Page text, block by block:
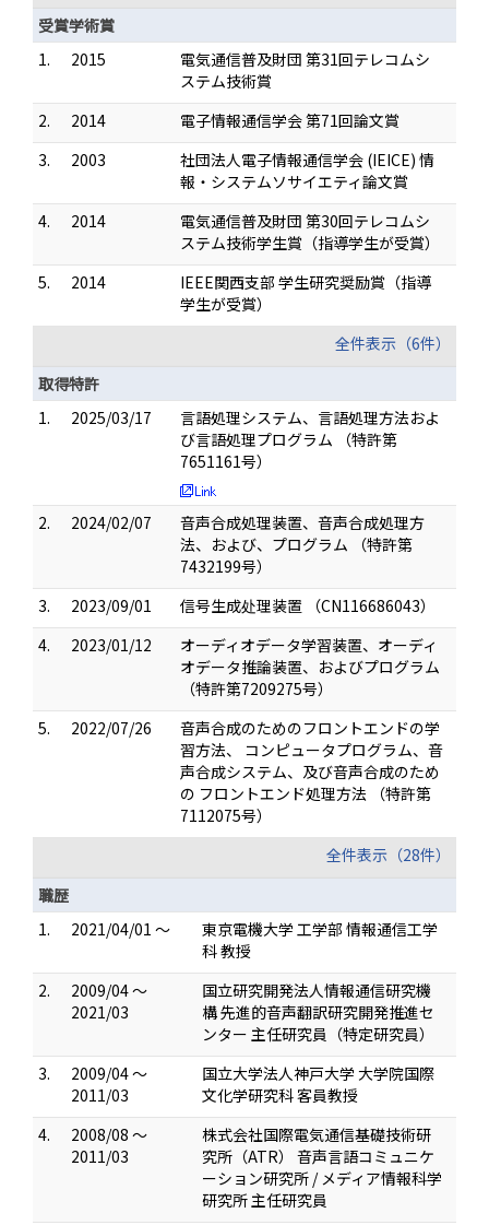
受賞学術賞
1.
2015
電気通信普及財団 第31回テレコムシ
ステム技術賞
2.
2014
電子情報通信学会 第71回論文賞
3.
2003
社団法人電子情報通信学会 (IEICE) 情
報・システムソサイエティ論文賞
4.
2014
電気通信普及財団 第30回テレコムシ
ステム技術学生賞（指導学生が受賞）
5.
2014
IEEE関西支部 学生研究奨励賞（指導
学生が受賞）
全件表示（6件）
取得特許
1.
2025/03/17
言語処理システム、言語処理方法およ
び言語処理プログラム （特許第
7651161号）
2. 2024/02/07
音声合成処理装置、音声合成処理方
法、および、プログラム （特許第
7432199号）
3.
2023/09/01
信号生成处理装置 （CN116686043）
4.
2023/01/12
オーディオデータ学習装置、オーディ
オデータ推論装置、およびプログラム
（特許第7209275号）
5.
2022/07/26
音声合成のためのフロントエンドの学
習方法、 コンピュータプログラム、音
声合成システム、及び音声合成のため
の フロントエンド処理方法 （特許第
7112075号）
全件表示（28件）
職歴
1.
2021/04/01 ～
東京電機大学 工学部 情報通信工学
科 教授
2.
2009/04 ～
2021/03
国立研究開発法人情報通信研究機
構 先進的音声翻訳研究開発推進セ
ンター 主任研究員（特定研究員）
3.
2009/04 ～
2011/03
国立大学法人神戸大学 大学院国際
文化学研究科 客員教授
4.
2008/08 ～
2011/03
株式会社国際電気通信基礎技術研
究所（ATR） 音声言語コミュニケ
ーション研究所 / メディア情報科学
研究所 主任研究員